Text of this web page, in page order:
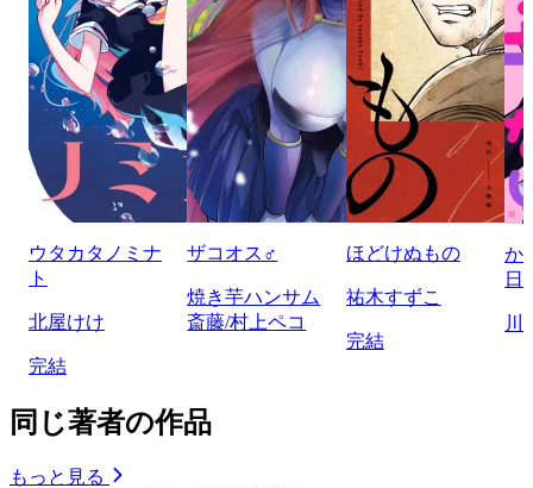
ウタカタノミナ
ト
北屋けけ
完結
ザコオス♂
焼き芋ハンサム
斎藤/村上ペコ
ほどけぬもの
祐木すずこ
完結
か
日
川
同じ著者の作品
もっと見る